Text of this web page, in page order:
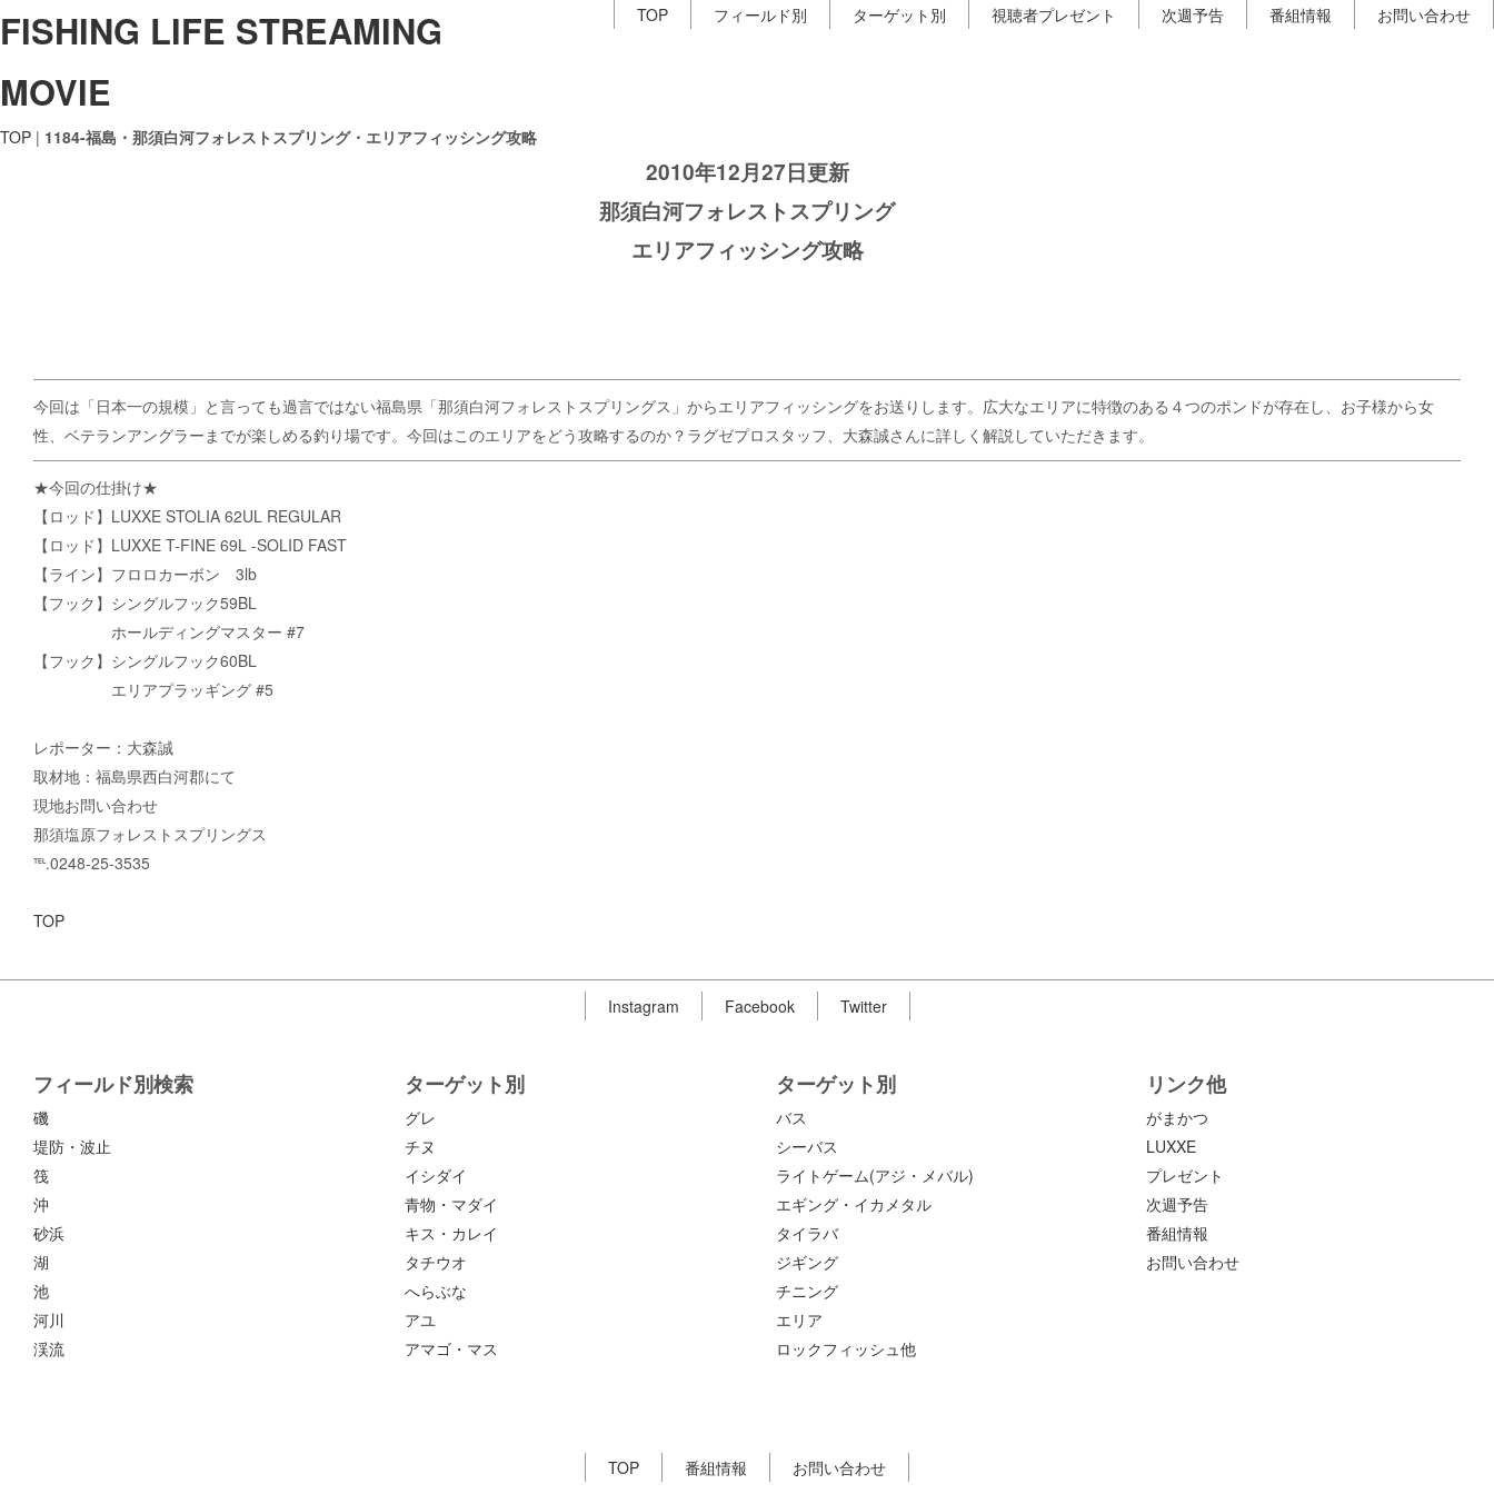
FISHING LIFE STREAMING
MOVIE
TOP フィールド別 ターゲット別 視聴者プレゼント 次週予告 番組情報 お問い合わせ
TOP | 1184-福島・那須白河フォレストスプリング・エリアフィッシング攻略
2010年12月27日更新
那須白河フォレストスプリング
エリアフィッシング攻略
今回は「日本一の規模」と言っても過言ではない福島県「那須白河フォレストスプリングス」からエリアフィッシングをお送りします。広大なエリアに特徴のある４つのポンドが存在し、お子様から女
性、ベテランアングラーまでが楽しめる釣り場です。今回はこのエリアをどう攻略するのか？ラグゼプロスタッフ、大森誠さんに詳しく解説していただきます。
★今回の仕掛け★
【ロッド】LUXXE STOLIA 62UL REGULAR
【ロッド】LUXXE T-FINE 69L -SOLID FAST
【ライン】フロロカーボン 3lb
【フック】シングルフック59BL
ホールディングマスター #7
【フック】シングルフック60BL
エリアプラッギング #5
レポーター：大森誠
取材地：福島県西白河郡にて
現地お問い合わせ
那須塩原フォレストスプリングス
℡.0248-25-3535
TOP
Instagram Facebook Twitter
フィールド別検索
磯
堤防・波止
筏
沖
砂浜
湖
池
河川
渓流
ターゲット別
グレ
チヌ
イシダイ
青物・マダイ
キス・カレイ
タチウオ
へらぶな
アユ
アマゴ・マス
ターゲット別
バス
シーバス
ライトゲーム(アジ・メバル)
エギング・イカメタル
タイラバ
ジギング
チニング
エリア
ロックフィッシュ他
リンク他
がまかつ
LUXXE
プレゼント
次週予告
番組情報
お問い合わせ
TOP 番組情報 お問い合わせ